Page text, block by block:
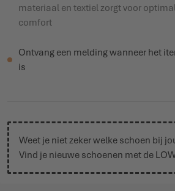
materiaal en textiel zorgt voor
comfort
Ontvang een melding wanneer het
is
Weet je niet zeker welke schoen bij
Vind je nieuwe schoenen met de